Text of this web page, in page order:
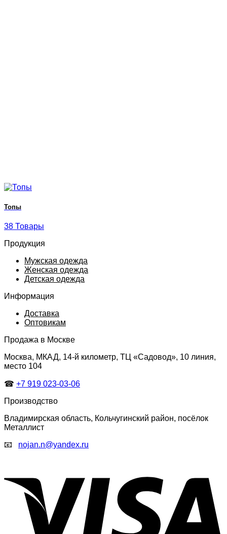
Топы
38 Товары
Продукция
Мужская одежда
Женская одежда
Детская одежда
Информация
Доставка
Оптовикам
Продажа в Москве
Москва, МКАД, 14-й километр, ТЦ «Садовод», 10 линия,
место 104
☎ +7 919 023-03-06
Производство
Владимирская область, Кольчугинский район, посёлок
Металлист
📧 nojan.n@yandex.ru